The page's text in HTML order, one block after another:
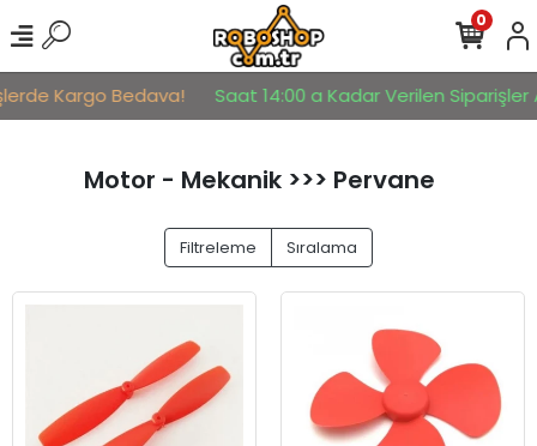
Kargo Bedava! Saat 14:00 a Kadar Verilen Siparişler
0
Motor - Mekanik >>> Pervane
Filtreleme Sıralama